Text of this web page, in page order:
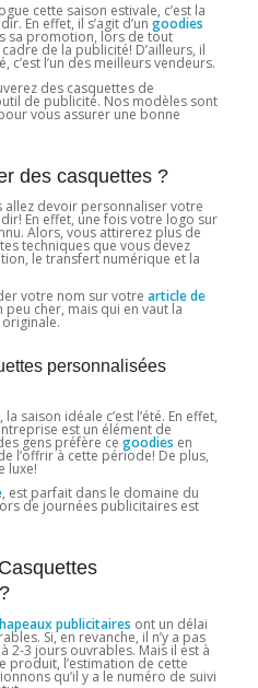
cette saison estivale, c’est la
En effet, il s’agit d’un goodies
sa promotion, lors de tout
de la publicité! D’ailleurs, il
l’un des meilleurs vendeurs.
des casquettes de
de publicité. Nos modèles sont
vous assurer une bonne
des casquettes ?
allez devoir personnaliser votre
En effet, une fois votre logo sur
Alors, vous attirerez plus de
techniques que vous devez
le transfert numérique et la
votre nom sur votre article de
peu cher, mais qui en vaut la
personnalisées
saison idéale c’est l’été. En effet,
est un élément de
gens préfère ce goodies en
l’offrir à cette période! De plus,
luxe!
, est parfait dans le domaine du
de journées publicitaires est
publicitaires ont un délai
Si, en revanche, il n’y a pas
2-3 jours ouvrables. Mais il est à
produit, l’estimation de cette
qu’il y a le numéro de suivi